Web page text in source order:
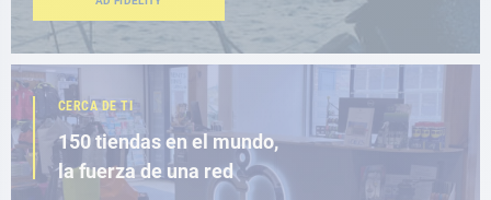
CERCA DE TI
150 tiendas en el mundo,
la fuerza de una red